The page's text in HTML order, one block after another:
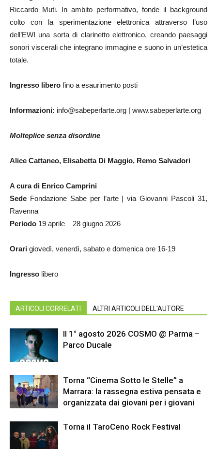
Riccardo Muti. In ambito performativo, fonde il background
colto con la sperimentazione elettronica attraverso l’uso
dell’EWI una sorta di clarinetto elettronico, creando paesaggi
sonori viscerali che integrano immagine e suono in un’estetica
totale.
Ingresso libero fino a esaurimento posti
Informazioni: info@sabeperlarte.org | www.sabeperlarte.org
Molteplice senza disordine
Alice Cattaneo, Elisabetta Di Maggio, Remo Salvadori
A cura di Enrico Camprini
Sede Fondazione Sabe per l’arte | via Giovanni Pascoli 31,
Ravenna
Periodo 19 aprile – 28 giugno 2026
Orari giovedì, venerdì, sabato e domenica ore 16-19
Ingresso libero
ARTICOLI CORRELATI ALTRI ARTICOLI DELL'AUTORE
Il 1° agosto 2026 COSMO @ Parma –
Parco Ducale
Torna “Cinema Sotto le Stelle” a
Marrara: la rassegna estiva pensata e
organizzata dai giovani per i giovani
Torna il TaroCeno Rock Festival